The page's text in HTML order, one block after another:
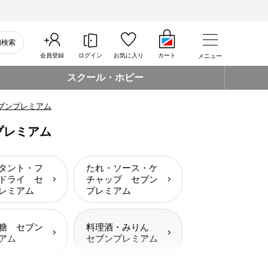
索
会員登録 ログイン お気に入り カート メニュー
スクール・ホビー
プレミアム
ミアム
ント・フ
ライ セ
ミアム
たれ・ソース・ケ
チャップ セブン
プレミアム
セブン
ム
料理酒・みりん
セブンプレミアム